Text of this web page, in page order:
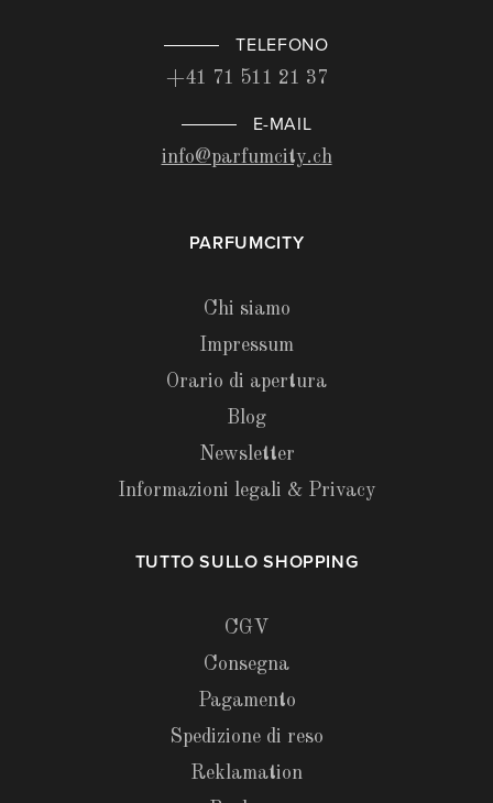
TELEFONO
+41 71 511 21 37
E-MAIL
info@parfumcity.ch
PARFUMCITY
Chi siamo
Impressum
Orario di apertura
Blog
Newsletter
Informazioni legali & Privacy
TUTTO SULLO SHOPPING
CGV
Consegna
Pagamento
Spedizione di reso
Reklamation